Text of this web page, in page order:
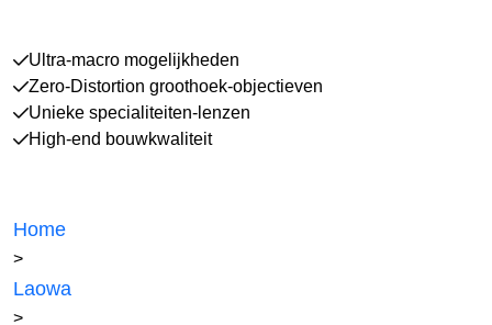
Ultra-macro mogelijkheden
Zero-Distortion groothoek-objectieven
Unieke specialiteiten-lenzen
High-end bouwkwaliteit
Home
>
Laowa
>